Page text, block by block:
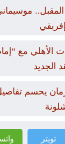
المقبل..
الأهلي مع
الجديد
يحسم تفاصيل
تويتر